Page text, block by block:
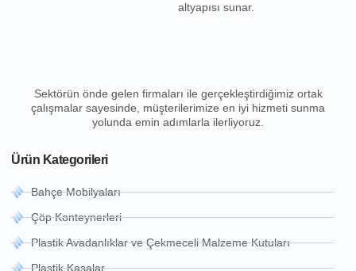
altyapısı sunar.
Sektörün önde gelen firmaları ile gerçekleştirdiğimiz ortak
çalışmalar sayesinde, müşterilerimize en iyi hizmeti sunma
yolunda emin adımlarla ilerliyoruz.
Ürün Kategorileri
Bahçe Mobilyaları
Çöp Konteynerleri
Plastik Avadanlıklar ve Çekmeceli Malzeme Kutuları
Plastik Kasalar